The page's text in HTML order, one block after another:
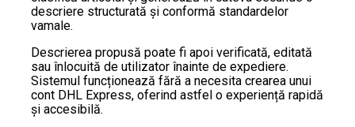
descriere structurată și conformă standardelor
vamale.
Descrierea propusă poate fi apoi verificată, editată
sau înlocuită de utilizator înainte de expediere.
Sistemul funcționează fără a necesita crearea unui
cont DHL Express, oferind astfel o experiență rapidă
și accesibilă.